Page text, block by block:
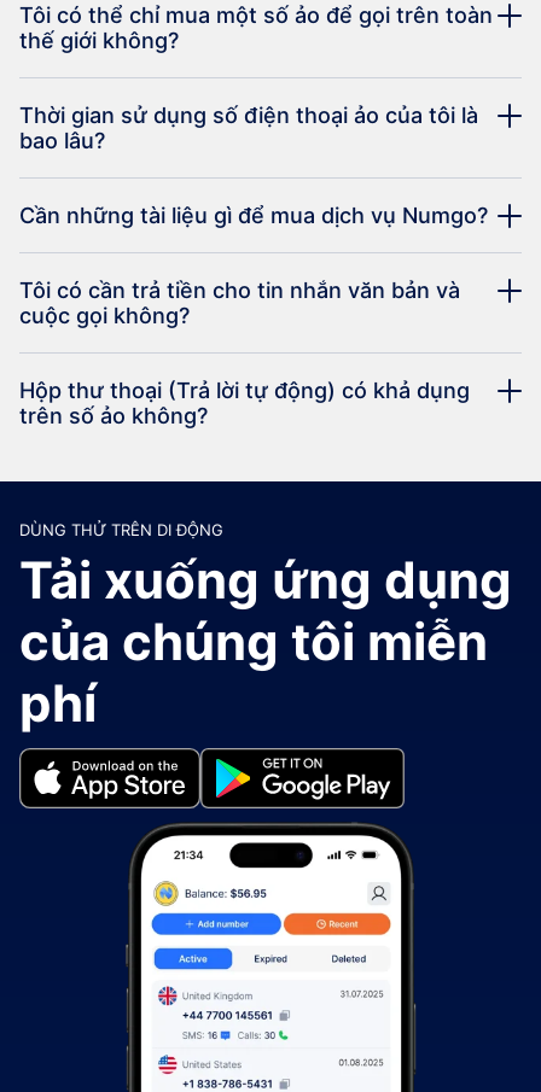
Tôi có thể chỉ mua một số ảo để gọi trên toàn
thế giới không?
Thời gian sử dụng số điện thoại ảo của tôi là
bao lâu?
Cần những tài liệu gì để mua dịch vụ Numgo?
Tôi có cần trả tiền cho tin nhắn văn bản và
cuộc gọi không?
Hộp thư thoại (Trả lời tự động) có khả dụng
trên số ảo không?
DÙNG THỬ TRÊN DI ĐỘNG
Tải xuống ứng dụng
của chúng tôi miễn
phí